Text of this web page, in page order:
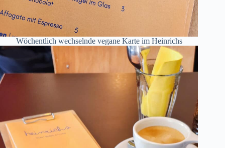
Wöchentlich wechselnde vegane Karte im Heinrichs